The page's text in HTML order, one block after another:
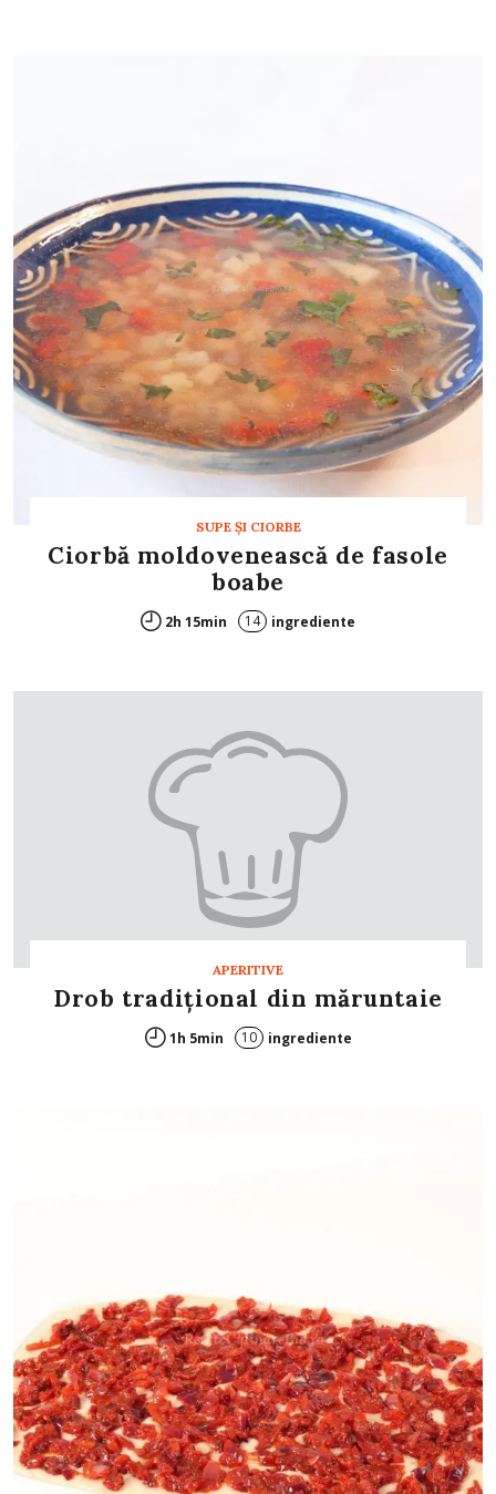
SUPE ŞI CIORBE
Ciorbă moldovenească de fasole
boabe
2h 15min 14 ingrediente
APERITIVE
Drob tradițional din măruntaie
1h 5min 10 ingrediente